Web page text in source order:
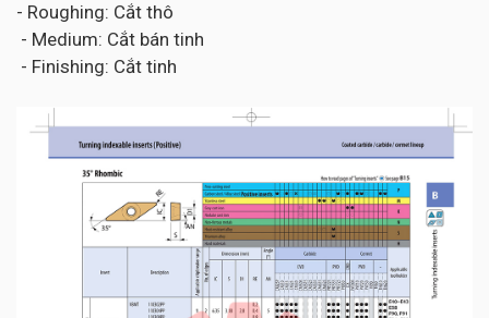
- Roughing: Cắt thô
- Medium: Cắt bán tinh
- Finishing: Cắt tinh